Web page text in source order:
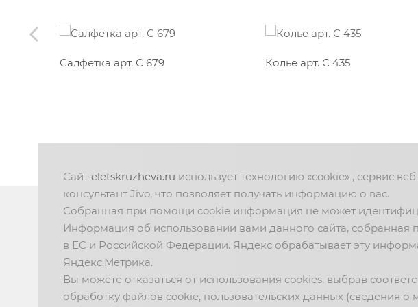
Салфетка арт. С 679 Колье арт. С 435
ЕЛЕЦКИЕ КРУЖЕВА
г. Елец, ул. Карла Маркса, 22
ЗВОНИТЕ НАМ!
Сайт eletskruzheva.ru использует технологию «cookie» , сервис
консультант Jivo, что позволяет получать информацию о вас.
Собранная при помощи cookie информация не может
Информация об использовании вами данного сайта, собранная
в ЕС и Российской Федерации. Яндекс обрабатывает эту
Яндекс.Метрика.
Вы можете отказаться от использования cookies, выбрав
обработку файлов cookie, пользовательских данных (сведения